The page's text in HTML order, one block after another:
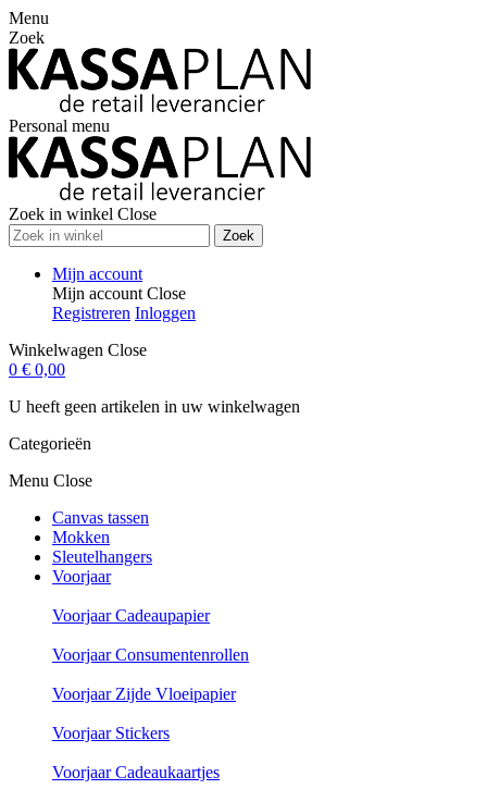
Menu
Zoek
Personal menu
Zoek in winkel Close
Zoek
Mijn account
Mijn account Close
Registreren Inloggen
Winkelwagen Close
0 € 0,00
U heeft geen artikelen in uw winkelwagen
Categorieën
Menu Close
Canvas tassen
Mokken
Sleutelhangers
Voorjaar
Voorjaar Cadeaupapier
Voorjaar Consumentenrollen
Voorjaar Zijde Vloeipapier
Voorjaar Stickers
Voorjaar Cadeaukaartjes